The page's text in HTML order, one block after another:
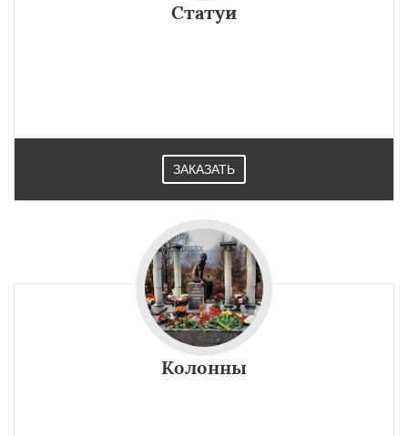
Статуи
ЗАКАЗАТЬ
Колонны